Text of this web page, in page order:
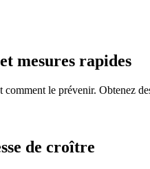
mesures rapides
le prévenir. Obtenez
de croître